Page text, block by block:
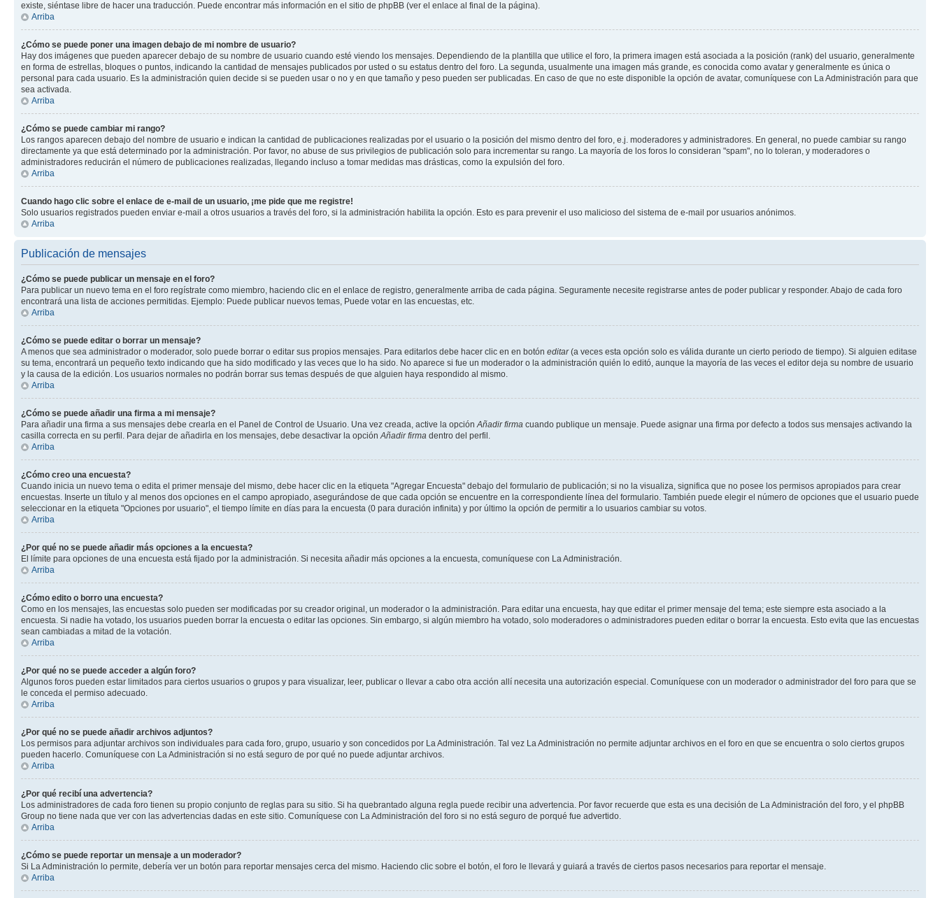
existe, siéntase libre de hacer una traducción. Puede encontrar más información en el sitio de phpBB (ver el enlace al final de la página).
Arriba
¿Cómo se puede poner una imagen debajo de mi nombre de usuario?
Hay dos imágenes que pueden aparecer debajo de su nombre de usuario cuando esté viendo los mensajes. Dependiendo de la plantilla que utilice el foro, la primera imagen está asociada a la posición (rank) del usuario, generalmente
en forma de estrellas, bloques o puntos, indicando la cantidad de mensajes publicados por usted o su estatus dentro del foro. La segunda, usualmente una imagen más grande, es conocida como avatar y generalmente es única o
personal para cada usuario. Es la administración quien decide si se pueden usar o no y en que tamaño y peso pueden ser publicadas. En caso de que no este disponible la opción de avatar, comuníquese con La Administración para que
sea activada.
Arriba
¿Cómo se puede cambiar mi rango?
Los rangos aparecen debajo del nombre de usuario e indican la cantidad de publicaciones realizadas por el usuario o la posición del mismo dentro del foro, e.j. moderadores y administradores. En general, no puede cambiar su rango
directamente ya que está determinado por la administración. Por favor, no abuse de sus privilegios de publicación solo para incrementar su rango. La mayoría de los foros lo consideran "spam", no lo toleran, y moderadores o
administradores reducirán el número de publicaciones realizadas, llegando incluso a tomar medidas mas drásticas, como la expulsión del foro.
Arriba
Cuando hago clic sobre el enlace de e-mail de un usuario, ¡me pide que me registre!
Solo usuarios registrados pueden enviar e-mail a otros usuarios a través del foro, si la administración habilita la opción. Esto es para prevenir el uso malicioso del sistema de e-mail por usuarios anónimos.
Arriba
Publicación de mensajes
¿Cómo se puede publicar un mensaje en el foro?
Para publicar un nuevo tema en el foro regístrate como miembro, haciendo clic en el enlace de registro, generalmente arriba de cada página. Seguramente necesite registrarse antes de poder publicar y responder. Abajo de cada foro
encontrará una lista de acciones permitidas. Ejemplo: Puede publicar nuevos temas, Puede votar en las encuestas, etc.
Arriba
¿Cómo se puede editar o borrar un mensaje?
A menos que sea administrador o moderador, solo puede borrar o editar sus propios mensajes. Para editarlos debe hacer clic en en botón editar(a veces esta opción solo es válida durante un cierto periodo de tiempo). Si alguien editase
su tema, encontrará un pequeño texto indicando que ha sido modificado y las veces que lo ha sido. No aparece si fue un moderador o la administración quién lo editó, aunque la mayoría de las veces el editor deja su nombre de usuario
y la causa de la edición. Los usuarios normales no podrán borrar sus temas después de que alguien haya respondido al mismo.
Arriba
¿Cómo se puede añadir una firma a mi mensaje?
Para añadir una firma a sus mensajes debe crearla en el Panel de Control de Usuario. Una vez creada, active la opciónAñadir firma cuando publique un mensaje. Puede asignar una firma por defecto a todos sus mensajes activando la
casilla correcta en su perfil. Para dejar de añadirla en los mensajes, debe desactivar la opciónAñadir firma dentro del perfil.
Arriba
¿Cómo creo una encuesta?
Cuando inicia un nuevo tema o edita el primer mensaje del mismo, debe hacer clic en la etiqueta "Agregar Encuesta" debajo del formulario de publicación; si no la visualiza, significa que no posee los permisos apropiados para crear
encuestas. Inserte un título y al menos dos opciones en el campo apropiado, asegurándose de que cada opción se encuentre en la correspondiente línea del formulario. También puede elegir el número de opciones que el usuario puede
seleccionar en la etiqueta "Opciones por usuario", el tiempo límite en días para la encuesta (0 para duración infinita) y por último la opción de permitir a lo usuarios cambiar su votos.
Arriba
¿Por qué no se puede añadir más opciones a la encuesta?
El límite para opciones de una encuesta está fijado por la administración. Si necesita añadir más opciones a la encuesta, comuníquese con La Administración.
Arriba
¿Cómo edito o borro una encuesta?
Como en los mensajes, las encuestas solo pueden ser modificadas por su creador original, un moderador o la administración. Para editar una encuesta, hay que editar el primer mensaje del tema; este siempre esta asociado a la
encuesta. Si nadie ha votado, los usuarios pueden borrar la encuesta o editar las opciones. Sin embargo, si algún miembro ha votado, solo moderadores o administradores pueden editar o borrar la encuesta. Esto evita que las encuestas
sean cambiadas a mitad de la votación.
Arriba
¿Por qué no se puede acceder a algún foro?
Algunos foros pueden estar limitados para ciertos usuarios o grupos y para visualizar, leer, publicar o llevar a cabo otra acción allí necesita una autorización especial. Comuníquese con un moderador o administrador del foro para que se
le conceda el permiso adecuado.
Arriba
¿Por qué no se puede añadir archivos adjuntos?
Los permisos para adjuntar archivos son individuales para cada foro, grupo, usuario y son concedidos por La Administración. Tal vez La Administración no permite adjuntar archivos en el foro en que se encuentra o solo ciertos grupos
pueden hacerlo. Comuníquese con La Administración si no está seguro de por qué no puede adjuntar archivos.
Arriba
¿Por qué recibí una advertencia?
Los administradores de cada foro tienen su propio conjunto de reglas para su sitio. Si ha quebrantado alguna regla puede recibir una advertencia. Por favor recuerde que esta es una decisión de La Administración del foro, y el phpBB
Group no tiene nada que ver con las advertencias dadas en este sitio. Comuníquese con La Administración del foro si no está seguro de porqué fue advertido.
Arriba
¿Cómo se puede reportar un mensaje a un moderador?
Si La Administración lo permite, debería ver un botón para reportar mensajes cerca del mismo. Haciendo clic sobre el botón, el foro le llevará y guiará a través de ciertos pasos necesarios para reportar el mensaje.
Arriba